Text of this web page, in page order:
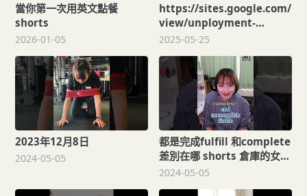
當你第一次用英文點餐
shorts
2026-01-05
https://sites.google.com/
view/unployment-
99/current
2025-05-25
2023年12月8日
2024-05-05
都是完成fulfill 和complete
差別在哪 shorts 倉庫的女人
Claire
2024-05-05